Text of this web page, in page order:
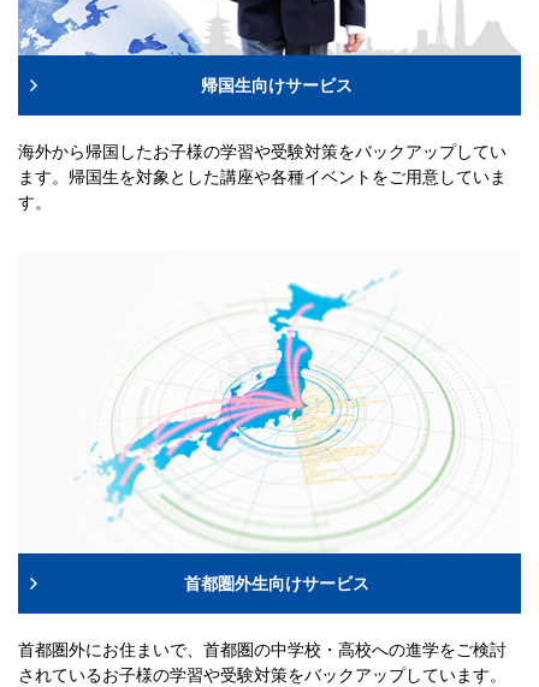
帰国生向けサービス
海外から帰国したお子様の学習や受験対策をバックアップしてい
ます。帰国生を対象とした講座や各種イベントをご用意していま
す。
首都圏外生向けサービス
首都圏外にお住まいで、首都圏の中学校・高校への進学をご検討
されているお子様の学習や受験対策をバックアップしています。